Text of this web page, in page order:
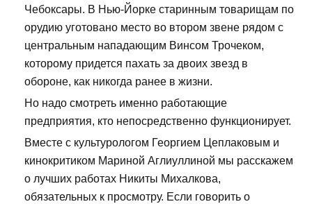
Чебоксары. В Нью-Йорке старинным товарищам по
орудию уготовано место во втором звене рядом с
центральным нападающим Винсом Трочеком,
которому придется пахать за двоих звезд в
обороне, как никогда ранее в жизни.
Но надо смотреть именно работающие
предприятия, кто непосредственно функционирует.
Вместе с культурологом Георгием Цеплаковым и
кинокритиком Мариной Аглиуллиной мы расскажем
о лучших работах Никиты Михалкова,
обязательных к просмотру. Если говорить о